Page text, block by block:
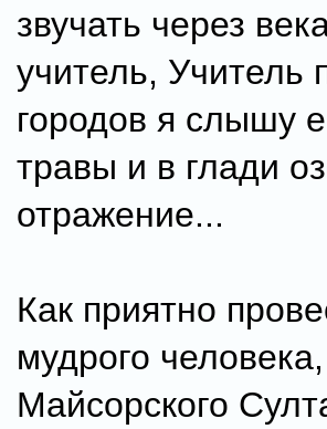
звучать через
учитель,
городов я слышу
травы и в глади
отражение...
Как приятно
мудрого
Майсорского